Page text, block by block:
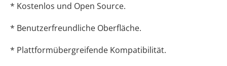
* Kostenlos und Open Source.
* Benutzerfreundliche Oberfläche.
* Plattformübergreifende Kompatibilität.